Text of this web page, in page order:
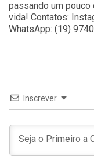
passando um
vida! Contatos:
WhatsApp: (19)
Inscrever